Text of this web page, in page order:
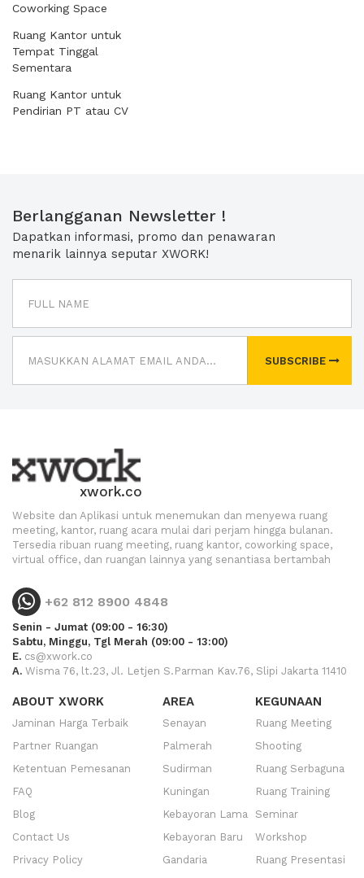
Coworking Space
Ruang Kantor untuk
Tempat Tinggal
Sementara
Ruang Kantor untuk
Pendirian PT atau CV
Berlangganan Newsletter !
Dapatkan informasi, promo dan penawaran
menarik lainnya seputar XWORK!
SUBSCRIBE
xwork.co
Website dan Aplikasi untuk menemukan dan menyewa ruang
meeting, kantor, ruang acara mulai dari perjam hingga bulanan.
Tersedia ribuan ruang meeting, ruang kantor, coworking space,
virtual office, dan ruangan lainnya yang senantiasa bertambah
+62 812 8900 4848
Senin - Jumat (09:00 - 16:30)
Sabtu, Minggu, Tgl Merah (09:00 - 13:00)
E. cs@xwork.co
A. Wisma 76, lt.23, Jl. Letjen S.Parman Kav.76, Slipi Jakarta 11410
ABOUT XWORK
Jaminan Harga Terbaik
Partner Ruangan
Ketentuan Pemesanan
FAQ
Blog
Contact Us
Privacy Policy
AREA
Senayan
Palmerah
Sudirman
Kuningan
Kebayoran Lama
Kebayoran Baru
Gandaria
KEGUNAAN
Ruang Meeting
Shooting
Ruang Serbaguna
Ruang Training
Seminar
Workshop
Ruang Presentasi